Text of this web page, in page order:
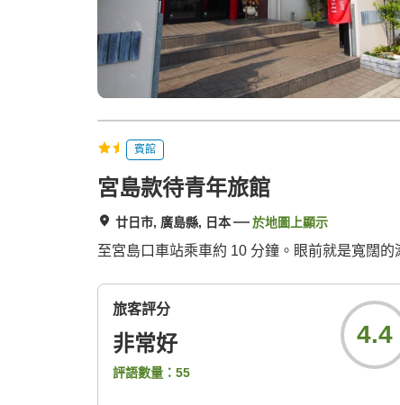
賓館
宮島款待青年旅館
廿日市, 廣島縣, 日本 於地圖上顯示
至宮島口車站乘車約 10 分鐘。眼前就是寬闊
旅客評分
非常好
評語數量： 55
4.4